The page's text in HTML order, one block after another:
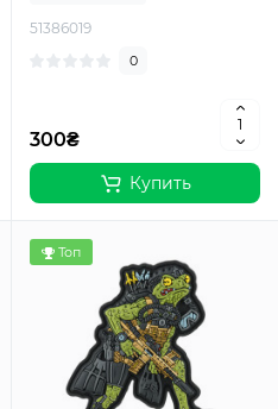
51386019
0
300₴
Купить
Топ